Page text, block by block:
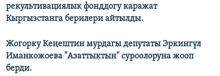
рекультивациялык фонддогу каражат
Кыргызстанга берилери айтылды.
Жогорку Кеңештин мурдагы депутаты Эркингүл
Иманкожоева "Азаттыктын" суроолоруна жооп
берди.